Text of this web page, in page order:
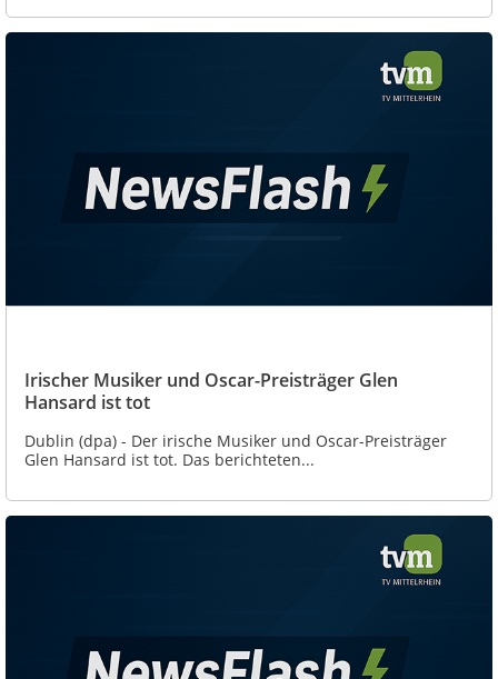
Irischer Musiker und Oscar-Preisträger Glen
Hansard ist tot
Dublin (dpa) - Der irische Musiker und Oscar-Preisträger
Glen Hansard ist tot. Das berichteten...